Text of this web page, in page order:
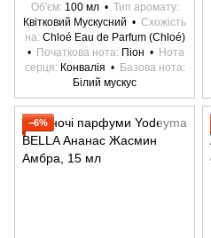
Об'єм 100 мл
Тип аромату
Квітковий Мускусний
Схожість
на Chloé Eau de Parfum (Chloé)
Початкова нота Піон
Нота
серця
Конвалія
Базова нота
Білий мускус
−6%